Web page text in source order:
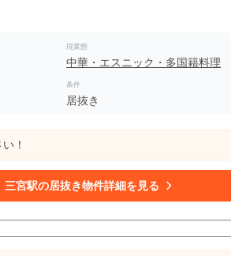
現業態
中華・エスニック・多国籍料理
条件
居抜き
！
三宮駅の居抜き物件詳細を見る